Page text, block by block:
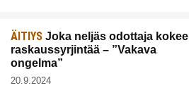
ÄITIYS Joka neljäs odottaja kokee
raskaussyrjintää – ”Vakava
ongelma”
20.9.2024